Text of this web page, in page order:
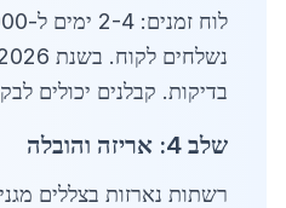
בדיקות. קבלנים יכולים
שלב 4: אריזה והובלה
רשתות נארזות בצללים